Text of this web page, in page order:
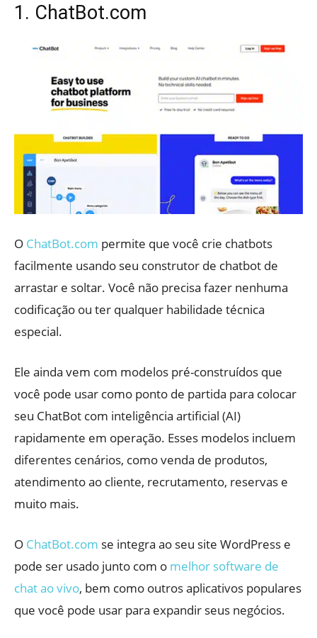
1. ChatBot.com
O ChatBot.com permite que você crie chatbots
facilmente usando seu construtor de chatbot de
arrastar e soltar. Você não precisa fazer nenhuma
codificação ou ter qualquer habilidade técnica
especial.
Ele ainda vem com modelos pré-construídos que
você pode usar como ponto de partida para colocar
seu ChatBot com inteligência artificial (AI)
rapidamente em operação. Esses modelos incluem
diferentes cenários, como venda de produtos,
atendimento ao cliente, recrutamento, reservas e
muito mais.
O ChatBot.com se integra ao seu site WordPress e
pode ser usado junto com o melhor software de
chat ao vivo, bem como outros aplicativos populares
que você pode usar para expandir seus negócios.